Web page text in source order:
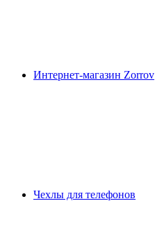
Интернет-магазин Zorrov
Чехлы для телефонов